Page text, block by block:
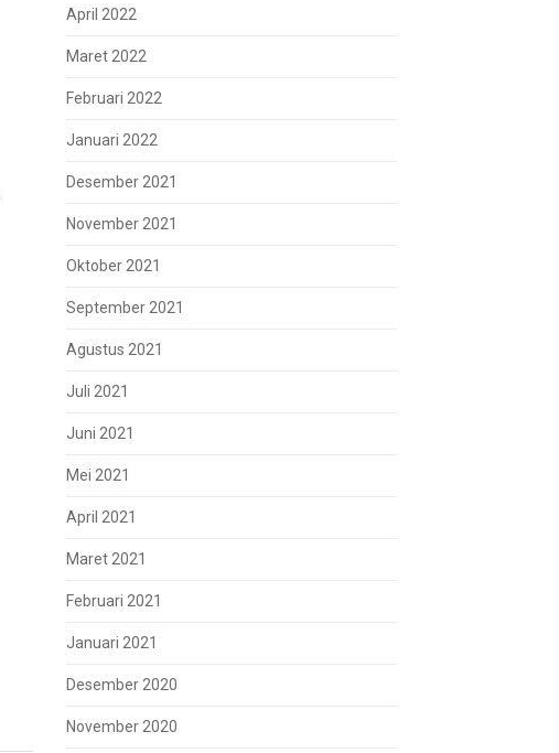
April 2022
Maret 2022
Februari 2022
Januari 2022
Desember 2021
November 2021
Oktober 2021
September 2021
Agustus 2021
Juli 2021
Juni 2021
Mei 2021
April 2021
Maret 2021
Februari 2021
Januari 2021
Desember 2020
November 2020